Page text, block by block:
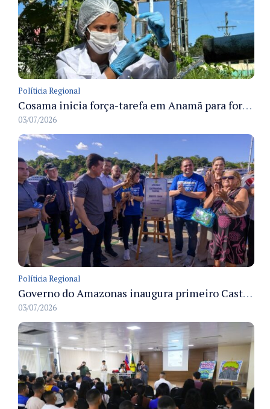
Políticia Regional
Cosama inicia força-tarefa em Anamã para fortalecer abastecimento de água e segurança hídrica da população
03/07/2026
Políticia Regional
Governo do Amazonas inaugura primeiro Castramóvel Fluvial para atendimento veterinário às comunidades ribeirinhas e castração gratuita
03/07/2026